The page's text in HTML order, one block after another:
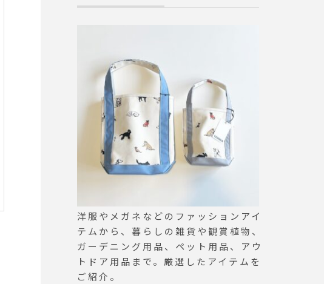
洋服やメガネなどのファッションアイ
テムから、暮らしの雑貨や観賞植物、
ガーデニング用品、ペット用品、アウ
トドア用品まで。厳選したアイテムを
ご紹介。